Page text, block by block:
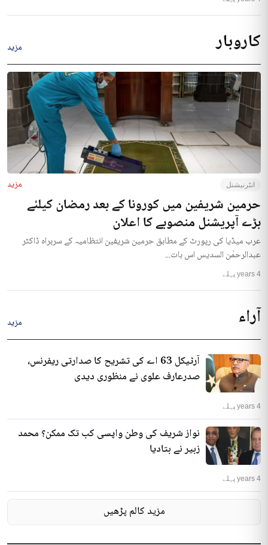
کاروبار مزید
انٹرنیشنل مزید
حرمین شریفین میں کورونا کے بعد رمضان کیلئے
بڑے آپریشنل منصوبے کا اعلان
عرب میڈیا کی رپورٹ کے مطابق حرمین شریفین انتظامیہ کے سربراہ ڈاکٹر
عبدالرحمٰن السدیس اس بات...
4 years پہلے
آراء مزید
آرٹیکل 63 اے کی تشریح کا صدارتی ریفرنس،
صدرعارف علوی نے منظوری دیدی
4 years پہلے
نواز شریف کی وطن واپسی کب تک ممکن؟ محمد
زبیر نے بتادیا
4 years پہلے
مزید کالم پڑھیں